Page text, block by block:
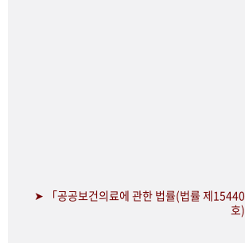
➤ 「공공보건의료에 관한 법률(법률 제15440
호)